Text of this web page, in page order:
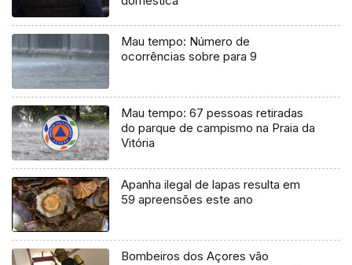
Mau tempo: Número de
ocorrências sobre para 9
Mau tempo: 67 pessoas retiradas
do parque de campismo na Praia da
Vitória
Apanha ilegal de lapas resulta em
59 apreensões este ano
Bombeiros dos Açores vão